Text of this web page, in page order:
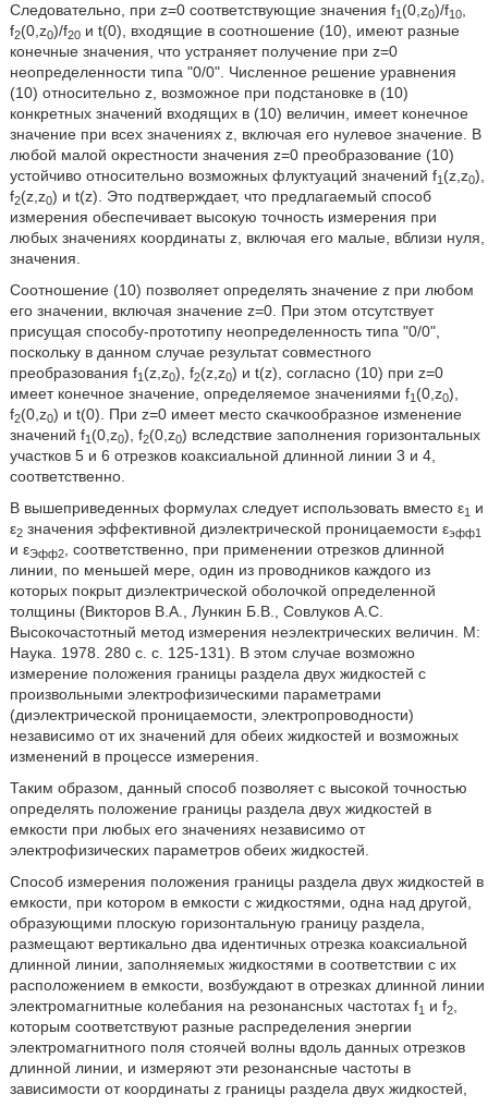
Следовательно, при z=0 соответствующие значения f1 (0,z0)/f10,
f2(0,z0)/f20и t(0), входящие в соотношение (10), имеют разные
конечные значения, что устраняет получение при z=0
неопределенности типа "0/0". Численное решение уравнения
(10) относительно z, возможное при подстановке в (10)
конкретных значений входящих в (10) величин, имеет конечное
значение при всех значениях z, включая его нулевое значение. В
любой малой окрестности значения z=0 преобразование (10)
устойчиво относительно возможных флуктуаций значений f1 (z,z0),
f2(z,z0) и t(z). Это подтверждает, что предлагаемый способ
измерения обеспечивает высокую точность измерения при
любых значениях координаты z, включая его малые, вблизи нуля,
значения.
Соотношение (10) позволяет определять значение z при любом
его значении, включая значение z=0. При этом отсутствует
присущая способу-прототипу неопределенность типа "0/0",
поскольку в данном случае результат совместного
преобразования f1 (z,z0), f2(z,z0) и t(z), согласно (10) при z=0
имеет конечное значение, определяемое значениями f1 (0,z0),
f2(0,z0) и t(0). При z=0 имеет место скачкообразное изменение
значений f1 (0,z0), f2(0,z0) вследствие заполнения горизонтальных
участков 5 и 6 отрезков коаксиальной длинной линии 3 и 4,
соответственно.
В вышеприведенных формулах следует использовать вместо ε1 и
ε2значения эффективной диэлектрической проницаемости εэфф1
и εЭфф2, соответственно, при применении отрезков длинной
линии, по меньшей мере, один из проводников каждого из
которых покрыт диэлектрической оболочкой определенной
толщины (Викторов В.А., Лункин Б.В., Совлуков А.С.
Высокочастотный метод измерения неэлектрических величин. М:
Наука. 1978. 280 с. с. 125-131). В этом случае возможно
измерение положения границы раздела двух жидкостей с
произвольными электрофизическими параметрами
(диэлектрической проницаемости, электропроводности)
независимо от их значений для обеих жидкостей и возможных
изменений в процессе измерения.
Таким образом, данный способ позволяет с высокой точностью
определять положение границы раздела двух жидкостей в
емкости при любых его значениях независимо от
электрофизических параметров обеих жидкостей.
Способ измерения положения границы раздела двух жидкостей в
емкости, при котором в емкости с жидкостями, одна над другой,
образующими плоскую горизонтальную границу раздела,
размещают вертикально два идентичных отрезка коаксиальной
длинной линии, заполняемых жидкостями в соответствии с их
расположением в емкости, возбуждают в отрезках длинной линии
электромагнитные колебания на резонансных частотах f1 и f2,
которым соответствуют разные распределения энергии
электромагнитного поля стоячей волны вдоль данных отрезков
длинной линии, и измеряют эти резонансные частоты в
зависимости от координаты z границы раздела двух жидкостей,